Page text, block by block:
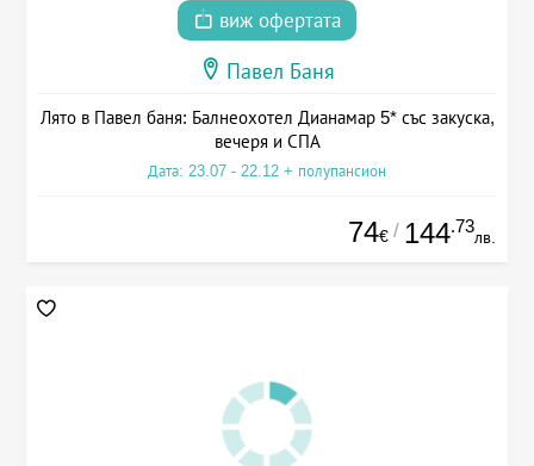
виж офертата
Павел Баня
Лято в Павел баня: Балнеохотел Дианамар 5* със закуска,
вечеря и СПА
Дата: 23.07 - 22.12 + полупансион
74€ / 144.73
лв.